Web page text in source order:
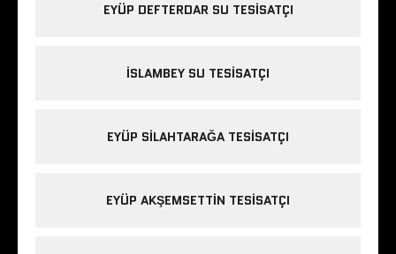
EYÜP DEFTERDAR SU TESISATÇI
İSLAMBEY SU TESISATÇI
EYÜP SILAHTARAĞA TESISATÇI
EYÜP AKŞEMSETTIN TESISATÇI